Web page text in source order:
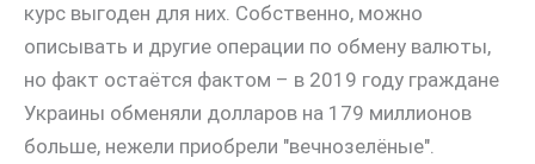
курс выгоден для них. Собственно, можно
описывать и другие операции по обмену валюты,
но факт остаётся фактом – в 2019 году граждане
Украины обменяли долларов на 179 миллионов
больше, нежели приобрели "вечнозелёные".